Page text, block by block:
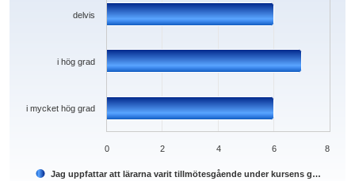
Jag uppfattar att lärarna varit tillmötesgående under kursens g…
i mycket hög grad
i hög grad
delvis
0 2 4 6 8